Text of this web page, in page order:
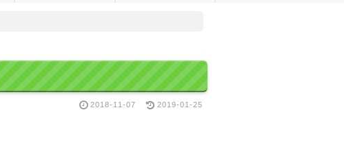
2018-11-07 2019-01-25